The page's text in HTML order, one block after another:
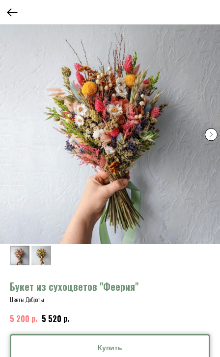
Букет из сухоцветов "Феерия"
Цветы Доброты
5 200 р. 5 520р.
Купить